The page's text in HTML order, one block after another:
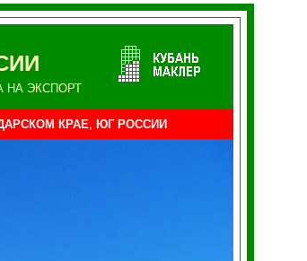
НА ЭКСПОРТ
КРАЕ, ЮГ РОССИИ